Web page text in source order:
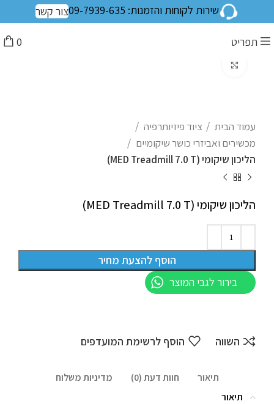
שירות לקוחות והזמנות: 09-7939-635 צור קשר
תפריט 0
עמוד הבית
ציוד פיזיותרפיה
מכשירים ואביזרי כושר שיקומיים
הליכון שיקומי (MED Treadmill 7.0 T)
הליכון שיקומי (MED Treadmill 7.0 T)
הוסף להצעת מחיר
בירור לגבי המוצר
השווה הוסף לרשימת המועדפים
תיאור חוות דעת (0)
מדיניות משלוח
תיאור